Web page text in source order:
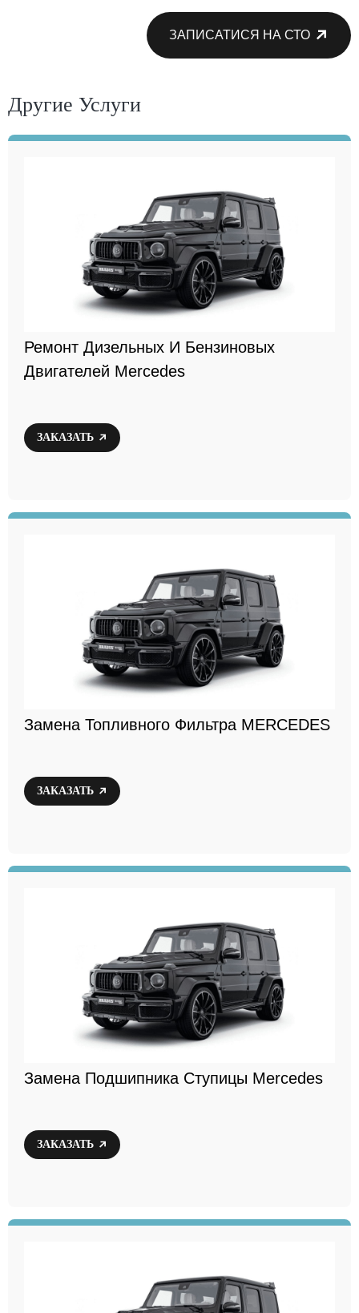
ЗАПИСАТИСЯ НА СТО
Другие Услуги
Ремонт Дизельных И Бензиновых
Двигателей Mercedes
ЗАКАЗАТЬ
Замена Топливного Фильтра MERCEDES
ЗАКАЗАТЬ
Замена Подшипника Ступицы Mercedes
ЗАКАЗАТЬ